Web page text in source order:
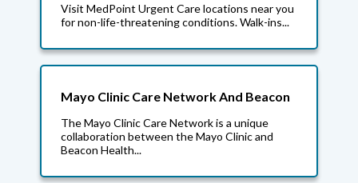
Visit MedPoint Urgent Care locations near you
for non-life-threatening conditions. Walk-ins...
Mayo Clinic Care Network And Beacon
The Mayo Clinic Care Network is a unique
collaboration between the Mayo Clinic and
Beacon Health...